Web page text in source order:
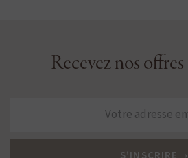
Recevez nos